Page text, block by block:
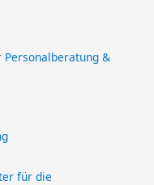
&
für die